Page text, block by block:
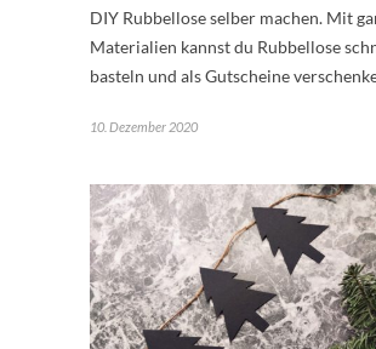
DIY Rubbellose selber machen. Mit
Materialien kannst du Rubbellose
basteln und als Gutscheine
10. Dezember 2020